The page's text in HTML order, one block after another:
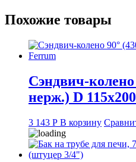
Полимер
Похожие товары
Сэндвич-
нерж.) D
3 143 Р В корзину